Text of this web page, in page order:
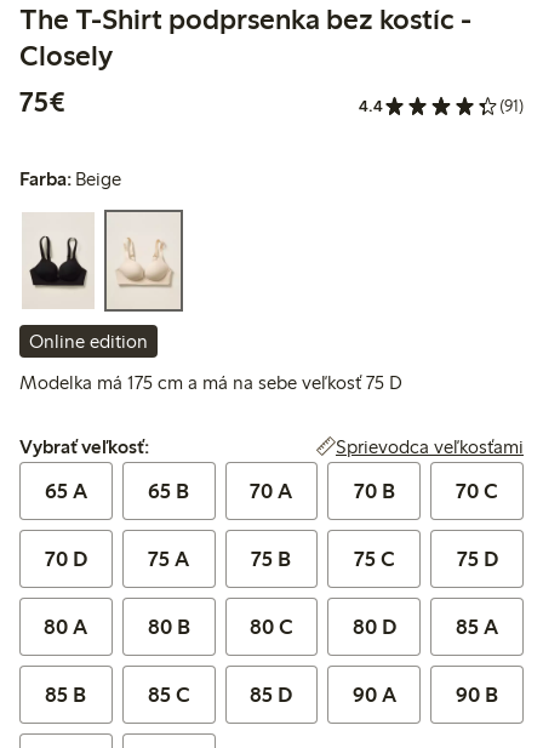
The T-Shirt podprsenka bez kostíc -
Closely
75€
4.4 (91)
Farba: Beige
Online edition
Modelka má 175 cm a má na sebe veľkosť 75 D
Vybrať veľkosť:
Vybrať veľkosť: Sprievodca veľkosťami
65 A 65 B 70 A 70 B 70 C
70 D 75 A 75 B 75 C 75 D
80 A 80 B 80 C 80 D 85 A
85 B 85 C 85 D 90 A 90 B